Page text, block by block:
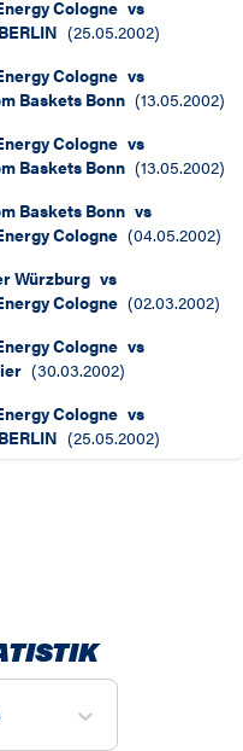
Cologne vs
(25.05.2002)
Cologne vs
Baskets Bonn (13.05.2002)
Cologne vs
Baskets Bonn (13.05.2002)
Baskets Bonn vs
Cologne (04.05.2002)
Würzburg vs
Cologne (02.03.2002)
Cologne vs
(30.03.2002)
Cologne vs
(25.05.2002)